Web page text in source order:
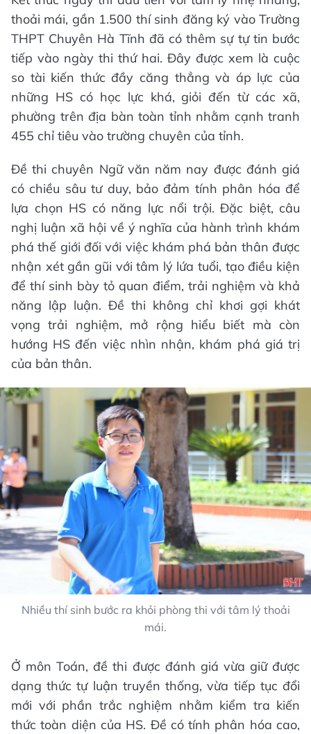
thoải mái, gần 1.500 thí sinh đăng ký vào Trường
THPT Chuyên Hà Tĩnh đã có thêm sự tự tin bước
tiếp vào ngày thi thứ hai. Đây được xem là cuộc
so tài kiến thức đầy căng thẳng và áp lực của
những HS có học lực khá, giỏi đến từ các xã,
phường trên địa bàn toàn tỉnh nhằm cạnh tranh
455 chỉ tiêu vào trường chuyên của tỉnh.
Đề thi chuyên Ngữ văn năm nay được đánh giá
có chiều sâu tư duy, bảo đảm tính phân hóa để
lựa chọn HS có năng lực nổi trội. Đặc biệt, câu
nghị luận xã hội về ý nghĩa của hành trình khám
phá thế giới đối với việc khám phá bản thân được
nhận xét gần gũi với tâm lý lứa tuổi, tạo điều kiện
để thí sinh bày tỏ quan điểm, trải nghiệm và khả
năng lập luận. Đề thi không chỉ khơi gợi khát
vọng trải nghiệm, mở rộng hiểu biết mà còn
hướng HS đến việc nhìn nhận, khám phá giá trị
của bản thân.
Nhiều thí sinh bước ra khỏi phòng thi với tâm lý thoải
mái.
Ở môn Toán, đề thi được đánh giá vừa giữ được
dạng thức tự luận truyền thống, vừa tiếp tục đổi
mới với phần trắc nghiệm nhằm kiểm tra kiến
thức toàn diện của HS. Đề có tính phân hóa cao,